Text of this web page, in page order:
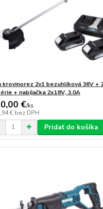
krovinorez 2v1 bezuhlíková 36V +
+ nabíjačka 2x18V, 3.0A
€/ks
€ bez DPH
Pridať do košíka